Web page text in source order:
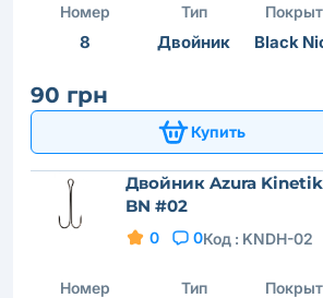
Номер
8
Тип
Двойник Black
90 грн
Купить
Двойник Azura
BN #02
0 0Код : KNDH-02
Номер Тип